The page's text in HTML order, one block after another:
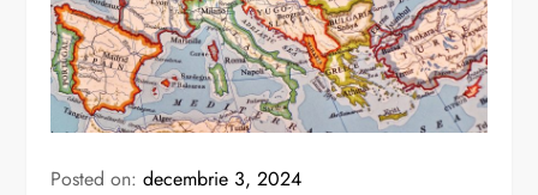
Posted on:decembrie 3, 2024